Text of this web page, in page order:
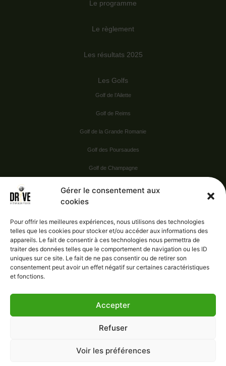
Gérer le consentement aux
cookies
Pour offrir les meilleures expériences, nous utilisons des technologies
telles que les cookies pour stocker et/ou accéder aux informations des
appareils. Le fait de consentir à ces technologies nous permettra de
traiter des données telles que le comportement de navigation ou les ID
uniques sur ce site. Le fait de ne pas consentir ou de retirer son
consentement peut avoir un effet négatif sur certaines caractéristiques
et fonctions.
Accepter
Refuser
Voir les préférences
Le programme
Le règlement
Les résultats 2025
Les Golfs
Golf de l’Ailette
Golf de Reims
Golf de la Grande Romanie
Golf des Poursaudes
Golf de Champagne
Vie pratique
Nous contacter
Administration